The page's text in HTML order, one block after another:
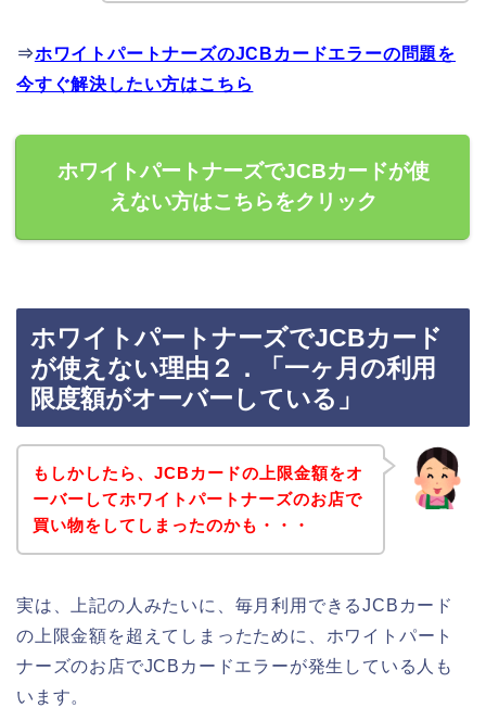
⇒ホワイトパートナーズのJCBカードエラーの問題を
今すぐ解決したい方はこちら
ホワイトパートナーズでJCBカードが使
えない方はこちらをクリック
ホワイトパートナーズでJCBカード
が使えない理由２．「一ヶ月の利用
限度額がオーバーしている」
もしかしたら、JCBカードの上限金額をオ
ーバーしてホワイトパートナーズのお店で
買い物をしてしまったのかも・・・
実は、上記の人みたいに、毎月利用できるJCBカード
の上限金額を超えてしまったために、ホワイトパート
ナーズのお店でJCBカードエラーが発生している人も
います。